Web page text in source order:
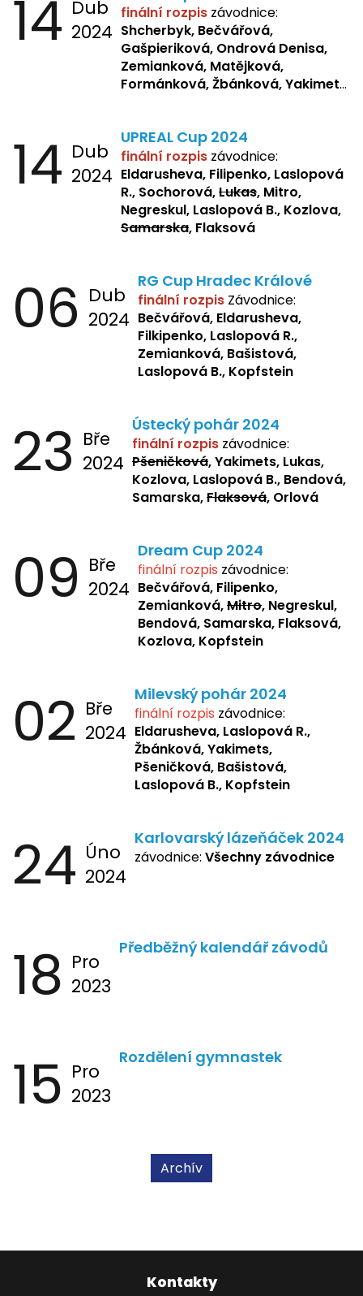
14 Dub
2024
finální rozpis závodnice:
Shcherbyk, Bečvářová,
Gašpieriková, Ondrová Denisa,
Zemianková, Matějková,
Formánková, Žbánková, Yakimets,
14 Dub
2024
UPREAL Cup 2024
finální rozpis závodnice:
Eldarusheva, Filipenko, Laslopová
R., Sochorová,Lukas, Mitro,
Negreskul, Laslopová B., Kozlova,
Samarska, Flaksová
06 Dub
2024
RG Cup Hradec Králové
finální rozpis Závodnice:
Bečvářová, Eldarusheva,
Filkipenko, Laslopová R.,
Zemianková, Bašistová,
Laslopová B., Kopfstein
23 Bře
2024
Ústecký pohár 2024
finální rozpis závodnice:
Pšeničková, Yakimets, Lukas,
Kozlova, Laslopová B., Bendová,
Samarska,Flaksová, Orlová
09 Bře
2024
Dream Cup 2024
finální rozpis závodnice:
Bečvářová, Filipenko,
Zemianková,Mitro, Negreskul,
Bendová, Samarska, Flaksová,
Kozlova, Kopfstein
02 Bře
2024
Milevský pohár 2024
finální rozpis závodnice:
Eldarusheva, Laslopová R.,
Žbánková, Yakimets,
Pšeničková, Bašistová,
Laslopová B., Kopfstein
24 Úno
2024
Karlovarský lázeňáček 2024
závodnice: Všechny závodnice
18 Pro
2023
Předběžný kalendář závodů
15 Pro
2023
Rozdělení gymnastek
Archív
Kontakty